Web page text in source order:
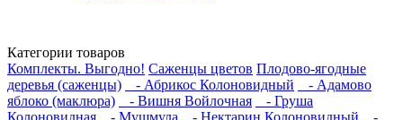
Категории товаров
Комплекты. Выгодно! Саженцы цветов Плодово-ягодные
деревья (саженцы)
- Абрикос Колоновидный
- Адамово
яблоко (маклюра)
- Вишня Войлочная
- Груша
Колоновидная
- Мушмула - Нектарин Колоновидный
-